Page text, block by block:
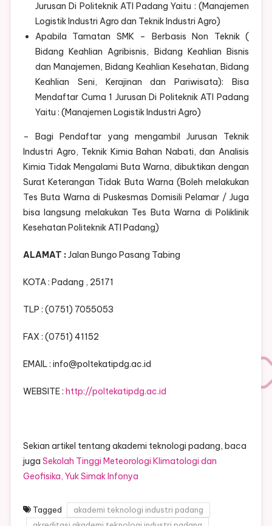
Jurusan Di Politeknik ATI Padang Yaitu : (Manajemen
Logistik Industri Agro dan Teknik Industri Agro)
Apabila Tamatan SMK – Berbasis Non Teknik (
Bidang Keahlian Agribisnis, Bidang Keahlian Bisnis
dan Manajemen, Bidang Keahlian Kesehatan, Bidang
Keahlian Seni, Kerajinan dan Pariwisata): Bisa
Mendaftar Cuma 1 Jurusan Di Politeknik ATI Padang
Yaitu : (Manajemen Logistik Industri Agro)
– Bagi Pendaftar yang mengambil Jurusan Teknik
Industri Agro, Teknik Kimia Bahan Nabati, dan Analisis
Kimia Tidak Mengalami Buta Warna, dibuktikan dengan
Surat Keterangan Tidak Buta Warna (Boleh melakukan
Tes Buta Warna di Puskesmas Domisili Pelamar / Juga
bisa langsung melakukan Tes Buta Warna di Poliklinik
Kesehatan Politeknik ATI Padang)
ALAMAT : Jalan Bungo Pasang Tabing
KOTA : Padang , 25171
TLP : (0751) 7055053
FAX : (0751) 41152
EMAIL : info@poltekatipdg.ac.id
WEBSITE : http://poltekatipdg.ac.id
Sekian artikel tentang akademi teknologi padang, baca
juga Sekolah Tinggi Meteorologi Klimatologi dan
Geofisika, Yuk Simak Infonya
Tagged
akademi teknologi industri padang